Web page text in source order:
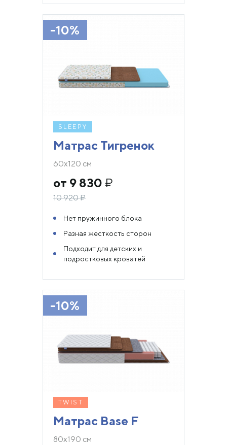
-10%
SLEEPY
Матрас Тигренок
60х120 см
от 9 830 ₽
10 920₽
Нет пружинного блока
Разная жесткость сторон
Подходит для детских и
подростковых кроватей
-10%
TWIST
Матрас Base F
80х190 см